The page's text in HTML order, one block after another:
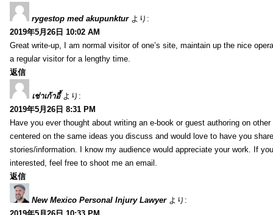
rygestop med akupunktur より:
2019年5月26日 10:02 AM
Great write-up, I am normal visitor of one’s site, maintain up the nice
a regular visitor for a lengthy time.
返信
เช่าเก้าอี้ より:
2019年5月26日 8:31 PM
Have you ever thought about writing an e-book or guest authoring on
centered on the same ideas you discuss and would love to have you
stories/information. I know my audience would appreciate your work. If
interested, feel free to shoot me an email.
返信
New Mexico Personal Injury Lawyer より:
2019年5月26日 10:33 PM